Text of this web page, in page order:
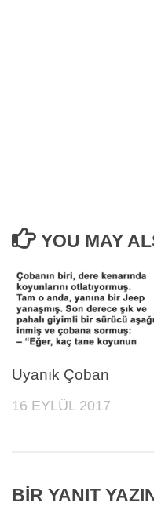
YOU MAY
Uyanık Çoban
16 EYLÜL 2017
BIR YANIT